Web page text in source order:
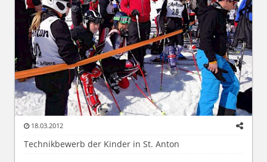
18.03.2012
Technikbewerb der Kinder in St. Anton